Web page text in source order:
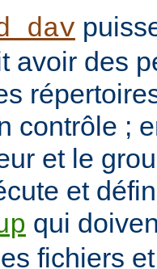
avoir des
contrôle ;
et le
et
qui
fichiers